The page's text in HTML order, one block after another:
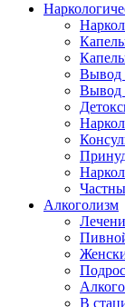
Вывод
Вывод
Алкоголизм
В